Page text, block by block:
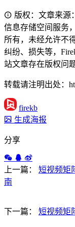
版权：文章来源
信息存储空间服务
所有，未经允许不
纠纷、损失等，
站文章存在版权问
转载请注明出处：
firekb
生成海报
分享
上一篇：
短视频矩
南
下一篇： 短视频矩